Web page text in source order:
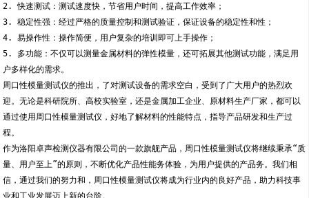
2. 快速测试：测试速度快，节省用户时间，提高工作效率；
3. 稳定性强：经过严格的质量控制和测试验证，保证设备的稳定性和性；
4. 易操作性：操作简便，用户复杂的培训即可上手操作；
5. 多功能：不仅可以测量金属材料的弹性模量，还可拓展其他测试功能，满足用
户多样化的需求。
周口性模量测试仪的推出，了对测试设备的需求空白，受到了广大用户的热烈欢
迎。无论是科研院所、高校实验室，还是金属加工企业、原材料生产厂家，都可以
通过使用周口性模量测试仪，好地了解材料的性能特点，指导产品研发和生产过
程。
作为洛阳卓声检测仪器有限公司的一款旗舰产品，周口性模量测试仪将继续秉承“质
量、用户至上”的原则，不断优化产品性能务体验，为用户提供的产品务。我们相
信，通过我们的努力和，周口性模量测试仪将成为行业内的良好产品，助力科技事
业和工业发展迈上新的台阶。